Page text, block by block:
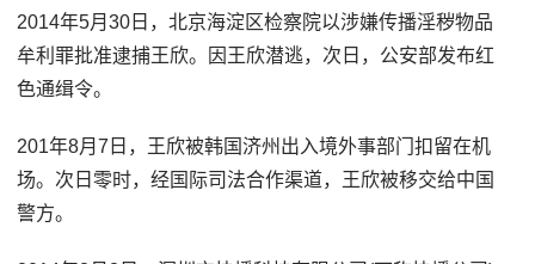
2014年5月30日，北京海淀区检察院以涉嫌传播淫秽物品
牟利罪批准逮捕王欣。因王欣潜逃，次日，公安部发布红
色通缉令。
201年8月7日，王欣被韩国济州出入境外事部门扣留在机
场。次日零时，经国际司法合作渠道，王欣被移交给中国
警方。